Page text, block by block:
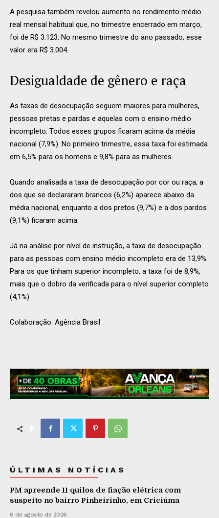
A pesquisa também revelou aumento no rendimento médio
real mensal habitual que, no trimestre encerrado em março,
foi de R$ 3.123. No mesmo trimestre do ano passado, esse
valor era R$ 3.004.
Desigualdade de gênero e raça
As taxas de desocupação seguem maiores para mulheres,
pessoas pretas e pardas e aquelas com o ensino médio
incompleto. Todos esses grupos ficaram acima da média
nacional (7,9%). No primeiro trimestre, essa taxa foi estimada
em 6,5% para os homens e 9,8% para as mulheres.
Quando analisada a taxa de desocupação por cor ou raça, a
dos que se declararam brancos (6,2%) aparece abaixo da
média nacional, enquanto a dos pretos (9,7%) e a dos pardos
(9,1%) ficaram acima.
Já na análise por nível de instrução, a taxa de desocupação
para as pessoas com ensino médio incompleto era de 13,9%.
Para os que tinham superior incompleto, a taxa foi de 8,9%,
mais que o dobro da verificada para o nível superior completo
(4,1%).
Colaboração: Agência Brasil
ÚLTIMAS NOTÍCIAS
PM apreende 11 quilos de fiação elétrica com
suspeito no bairro Pinheirinho, em Criciúma
6 de agosto de 2026